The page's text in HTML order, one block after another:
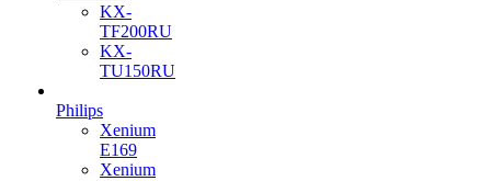
KX-
TF200RU
KX-
TU150RU
Philips
Xenium
E169
Xenium